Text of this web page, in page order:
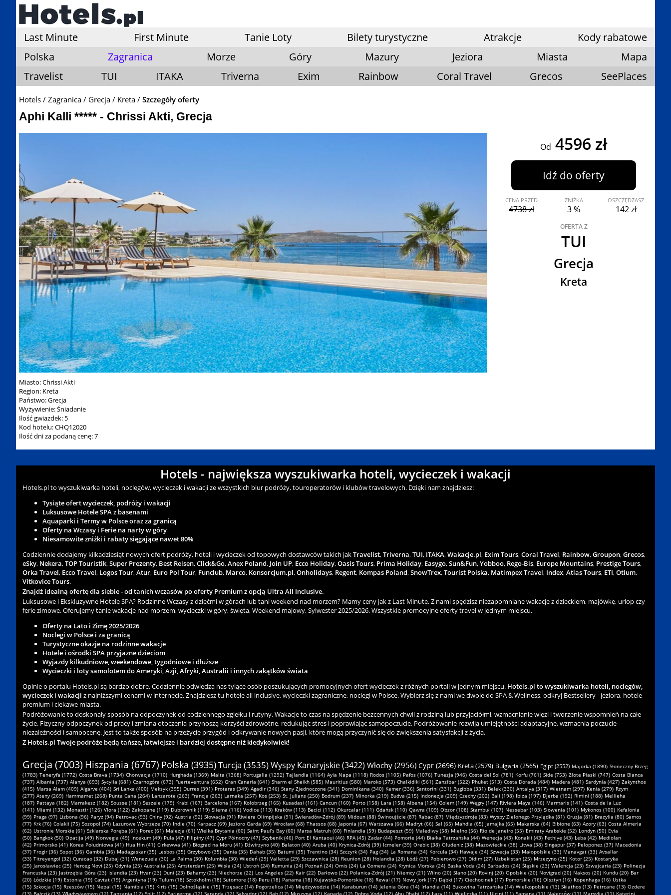
Last Minute First Minute Tanie Loty Bilety turystyczne Atrakcje
Kody rabatowe
Polska
Zagranica Morze Góry Mazury Jeziora Miasta
Mapa
Travelist
TUI ITAKA Triverna Exim Rainbow Coral Travel Grecos SeePlaces
Hotels Zagranica Grecja Kreta Szczegóły oferty
Aphi Kalli ***** - Chrissi Akti, Grecja
Od 4596 zł
Idź do oferty
CENA PRZED
4738 zł
ZNIŻKA
3 %
OSZCZĘDZASZ
142 zł
OFERTA Z
TUI
Grecja
Kreta
Miasto: Chrissi Akti
Region: Kreta
Państwo: Grecja
Wyżywienie: Śniadanie
Ilość gwiazdek: 5
Kod hotelu: CHQ12020
Ilość dni za podaną cenę: 7
Hotels - największa wyszukiwarka hoteli, wycieczek i wakacji
Hotels.pl to wyszukiwarka hoteli, noclegów, wycieczek i wakacji ze wszystkich biur podróży, touroperatorów i klubów travelowych. Dzięki nam znajdziesz:
Tysiąte ofert wycieczek, podróży i wakacji
Luksusowe Hotele SPA z basenami
Aquaparki i Termy w Polsce oraz za granicą
Oferty na Wczasy i Ferie na narty w góry
Niesamowite zniżki i rabaty sięgające nawet 80%
Codziennie dodajemy kilkadziesiąt nowych ofert podróży, hoteli i wycieczek od topowych dostawców takich jakTravelist,Triverna,TUI, ITAKA,Wakacje.pl, Exim Tours,Coral Travel, Rainbow,Groupon,Grecos,
eSky, Nekera,TOP Touristik,Super Prezenty, Best Reisen,Click&Go,Anex Poland, Join UP, Ecco Holiday,Oasis Tours, Prima Holiday, Easygo,Sun&Fun,Yobboo, Rego-Bis, Europe Mountains, Prestige Tours,
Orka Travel, Ecco Travel, Logos Tour,Atur, Euro Pol Tour, Funclub, Marco, Konsorcjum.pl,Onholidays, Regent, Kompas Poland,SnowTrex,Tourist Polska, Matimpex Travel, Index,Atlas Tours, ETI,Otium,
Vitkovice Tours.
Znajdź idealną ofertę dla siebie - od tanich wczasów po oferty Premium z opcją Ultra All Inclusive.
Luksusowe i Ekskluzywne Hotele SPA? Rodzinne Wczasy z dziećmi w górach lub tani weekend nad morzem? Mamy ceny jak z Last Minute. Z nami spędzisz niezapomniane wakacje z dzieckiem, majówkę, urlop czy
ferie zimowe. Oferujemy tanie wakacje nad morzem, wycieczki w góry, święta, Weekend majowy, Sylwester 2025/2026. Wszystkie promocyjne oferty travel w jednym miejscu.
Oferty na Lato i Zimę 2025/2026
Noclegi w Polsce i za granicą
Turystyczne okazje na rodzinne wakacje
Hotele i ośrodki SPA przyjazne dzieciom
Wyjazdy kilkudniowe, weekendowe, tygodniowe i dłuższe
Wycieczki i loty samolotem do Ameryki, Azji, Afryki, Australii i innych zakątków świata
Opinie o portalu Hotels.pl są bardzo dobre. Codziennie odwiedza nas tyiące osób poszukujących promocyjnych ofert wycieczek z różnych portali w jednym miejscu. Hotels.pl to wyszukiwarka hoteli, noclegów,
wycieczek i wakacji z najniższymi cenami w internecie. Znajdziesz tu hotele all inclusive, wycieczki zagraniczne, noclegi w Polsce. Wybierz się z nami we dwoje do SPA & Wellness, odkryj Bestsellery - jeziora, hotele
premium i ciekawe miasta.
Podróżowanie to doskonały sposób na odpoczynek od codziennego zgiełku i rutyny. Wakacje to czas na spędzenie bezcennych chwil z rodziną lub przyjaciółmi, wzmacnianie więzi i tworzenie wspomnień na całe
życie. Fizyczny odpoczynek od pracy i zmiana otoczenia przynoszą korzyści zdrowotne, redukując stres i poprawiając samopoczucie. Podróżowanie rozwija umiejętności adaptacyjne, wzmacnia poczucie
niezależności i samoocenę. Jest to także sposób na przeżycie przygód i odkrywanie nowych pasji, które mogą przyczynić się do zwiększenia satysfakcji z życia.
Z Hotels.pl Twoje podróże będą tańsze, łatwiejsze i bardziej dostępne niż kiedykolwiek!
Grecja (7003) Hiszpania (6767) Polska (3935)Turcja (3535)Wyspy Kanaryjskie (3422) Włochy (2956) Cypr (2696) Kreta (2579) Bułgaria (2565) Egipt (2552) Majorka (1890) Słoneczny Brzeg
(1783) Teneryfa (1772) Costa Brava (1734) Chorwacja (1710) Hurghada (1369) Malta (1368) Portugalia (1292) Tajlandia (1164) Ayia Napa (1118) Rodos (1105) Pafos (1076) Tunezja (946) Costa del Sol (781) Korfu (761) Side (753) Złote Piaski (747) Costa Blanca
(737) Albania (737) Alanya (693) Sycylia (681) Czarnogóra (673) Fuerteventura (652) Gran Canaria (641) Sharm el Sheikh (585) Mauritius (580) Maroko (573) Chalkidiki (561) Zanzibar (522) Phuket (513) Costa Dorada (484) Madera (481) Sardynia (427) Zakynthos
(415) Marsa Alam (409) Algarve (404) Sri Lanka (400) Meksyk (395) Durres (391) Protaras (349) Agadir (346) Stany Zjednoczone (341) Dominikana (340) Kemer (336) Santorini (331) Bugibba (331) Belek (330) Antalya (317) Wietnam (297) Kenia (279) Rzym
(277) Ateny (269) Hammamet (268) Punta Cana (264) Lanzarote (263) Francja (263) Larnaka (257) Kos (253) St. Julians (250) Bodrum (237) Minorka (219) Budva (215) Indonezja (209) Czechy (202) Bali (198) Ibiza (197) Djerba (192) Rimini (188) Mellieha
(187) Pattaya (182) Marrakesz (182) Sousse (181) Seszele (179) Krabi (167) Barcelona (167) Kołobrzeg (165) Kusadasi (161) Cancun (160) Porto (158) Lara (158) Albena (154) Golem (149) Węgry (147) Riviera Maya (146) Marmaris (141) Costa de la Luz
(141) Miami (132) Monastir (126) Vlora (122) Zakopane (119) Dubrownik (119) Sliema (116) Vodice (113) Kraków (113) Becici (112) Okurcalar (111) Gdańsk (110) Qawra (109) Obzor (108) Stambuł (107) Nessebar (103) Słowenia (101) Mykonos (100) Kefalonia
(99) Praga (97) Lizbona (96) Paryż (94) Petrovac (93) Chiny (92) Austria (92) Słowacja (91) Riwiera Olimpijska (91) Świeradów-Zdrój (89) Midoun (88) Świnoujście (87) Rabac (87) Międzyzdroje (83) Wyspy Zielonego Przylądka (81) Gruzja (81) Brazylia (80) Samos
(77) Krk (76) Colakli (75) Sozopol (74) Lazurowe Wybrzeże (70) Indie (70) Karpacz (69) Jezioro Garda (69) Wrocław (68) Thassos (68) Japonia (67) Warszawa (66) Madryt (66) Sal (65) Mahdia (65) Jamajka (65) Makarska (64) Bibione (63) Azory (63) Costa Almeria
(62) Ustronie Morskie (61) Szklarska Poręba (61) Porec (61) Malezja (61) Wielka Brytania (60) Saint Paul’s Bay (60) Marsa Matruh (60) Finlandia (59) Budapeszt (59) Malediwy (58) Mielno (56) Rio de Janeiro (55) Emiraty Arabskie (52) Londyn (50) Evia
(50) Bangkok (50) Opatija (49) Norwegia (49) Incekum (49) Pula (47) Filipiny (47) Cypr Północny (47) Szybenik (46) Port El Kantaoui (46) RPA (45) Zadar (44) Pomorie (44) Białka Tatrzańska (44) Wenecja (43) Konakli (43) Fethiye (43) Łeba (42) Mediolan
(42) Primorsko (41) Korea Południowa (41) Hua Hin (41) Cirkewwa (41) Biograd na Moru (41) Dźwirzyno (40) Balaton (40) Aruba (40) Krynica-Zdrój (39) Icmeler (39) Orebic (38) Oludeniz (38) Mazowieckie (38) Litwa (38) Singapur (37) Peloponez (37) Macedonia
(37) Trogir (36) Sopot (36) Gambia (36) Madagaskar (35) Lesbos (35) Grzybowo (35) Dania (35) Dahab (35) Batumi (35) Trentino (34) Szczyrk (34) Pag (34) La Romana (34) Korcula (34) Hawaje (34) Szwecja (33) Małopolskie (33) Manavgat (33) Avsallar
(33) Titreyengol (32) Curacao (32) Dubaj (31) Wenezuela (30) La Palma (30) Kolumbia (30) Wiedeń (29) Valletta (29) Szczawnica (28) Reunion (28) Holandia (28) Łódź (27) Pobierowo (27) Didim (27) Uzbekistan (25) Mrzeżyno (25) Kotor (25) Kostaryka
(25) Jarosławiec (25) Herceg Novi (25) Gdynia (25) Australia (25) Amsterdam (25) Wisła (24) Ustroń (24) Rumunia (24) Poznań (24) Omis (24) La Gomera (24) Krynica Morska (24) Baska Voda (24) Barbados (24) Śląskie (23) Walencja (23) Szwajcaria (23) Polinezja
Francuska (23) Jastrzębia Góra (23) Islandia (23) Hvar (23) Duni (23) Bahamy (23) Niechorze (22) Los Angeles (22) Kair (22) Darłowo (22) Polanica-Zdrój (21) Niemcy (21) Wilno (20) Slano (20) Rovinj (20) Opolskie (20) Novigrad (20) Naksos (20) Kundu (20) Bar
(20) Łódzkie (19) Estonia (19) Cavtat (19) Argentyna (19) Tulum (18) Sztokholm (18) Sutomore (18) Peru (18) Panama (18) Kujawsko-Pomorskie (18) Rewal (17) Nowy Jork (17) Dąbki (17) Ciechocinek (17) Pomorskie (16) Olsztyn (16) Kopenhaga (16) Ustka
(15) Szkocja (15) Rzeszów (15) Nepal (15) Namibia (15) Kiris (15) Dolnośląskie (15) Trzęsacz (14) Pogorzelica (14) Międzywodzie (14) Karaburun (14) Jelenia Góra (14) Irlandia (14) Bukowina Tatrzańska (14) Wielkopolskie (13) Skiathos (13) Petrcane (13) Ozdere
(13) Bałczik (13) Władysławowo (12) Tanzania (12) Split (12) Sarigerme (12) Saranda (12) Salvador (12) Rab (12) Muszyna (12) Kanada (12) Dobra Voda (12) Abu Dhabi (12) Łazy (11) Wieliczka (11) Ulcinj (11) Samana (11) Nałęczów (11) Marsylia (11) Katerini